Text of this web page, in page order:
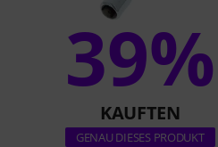
39%
KAUFTEN
GENAU DIESES PRODUKT